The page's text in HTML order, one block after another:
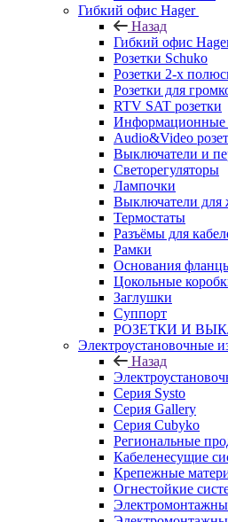
Гибкий офис Hager
Назад
Гибкий офис
Розетки Schuko
Розетки 2-х
Розетки для
RTV SAT розетки
Информационные
Audio&Video
Выключатели и
Светорегуляторы
Лампочки
Выключатели для
Термостаты
Разъёмы для
Рамки
Основания
Цокольные
Заглушки
Суппорт
РОЗЕТКИ И
Электроустановочные
Назад
Серия Systo
Серия Gallery
Серия Cubyko
Региональные
Кабеленесущие
Крепежные
Огнестойкие